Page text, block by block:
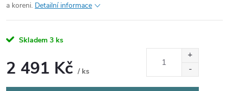
a koreni. Detailní informace
Skladem 3 ks
2 491 Kč / ks